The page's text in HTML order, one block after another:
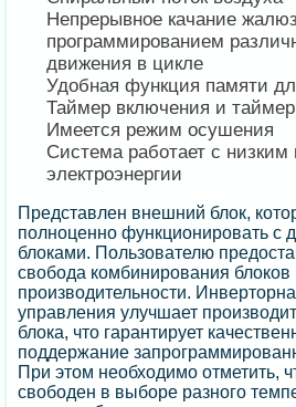
Непрерывное качание
программированием
движения в цикле
Удобная функция памяти
Таймер включения и
Имеется режим осушения
Система работает с низким
электроэнергии
Представлен внешний блок,
полноценно функционировать с
блоками. Пользователю
свобода комбинирования
производительности.
управления улучшает
блока, что гарантирует
поддержание
При этом необходимо отметить,
свободен в выборе разного